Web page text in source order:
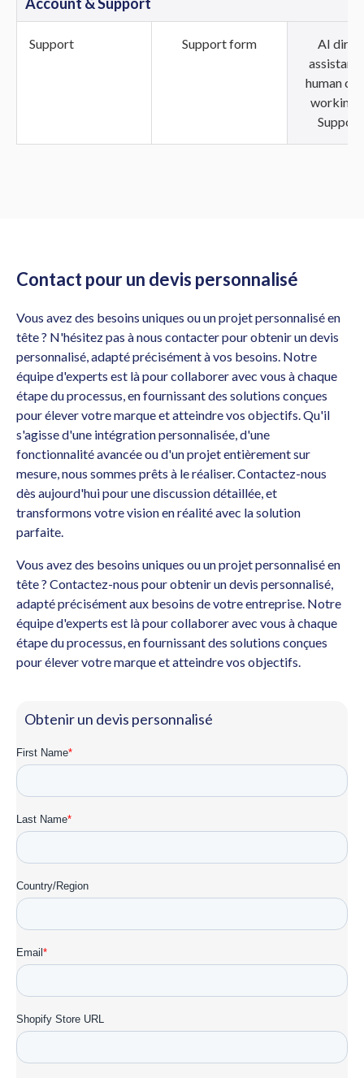
Support Support form
AI
human
working
Contact pour un devis personnalisé
Vous avez des besoins uniques ou un projet personnalisé en
tête ? N'hésitez pas à nous contacter pour obtenir un devis
personnalisé, adapté précisément à vos besoins. Notre
équipe d'experts est là pour collaborer avec vous à chaque
étape du processus, en fournissant des solutions conçues
pour élever votre marque et atteindre vos objectifs. Qu'il
s'agisse d'une intégration personnalisée, d'une
fonctionnalité avancée ou d'un projet entièrement sur
mesure, nous sommes prêts à le réaliser. Contactez-nous
dès aujourd'hui pour une discussion détaillée, et
transformons votre vision en réalité avec la solution
parfaite.
Vous avez des besoins uniques ou un projet personnalisé en
tête ? Contactez-nous pour obtenir un devis personnalisé,
adapté précisément aux besoins de votre entreprise. Notre
équipe d'experts est là pour collaborer avec vous à chaque
étape du processus, en fournissant des solutions conçues
pour élever votre marque et atteindre vos objectifs.
Obtenir un devis personnalisé